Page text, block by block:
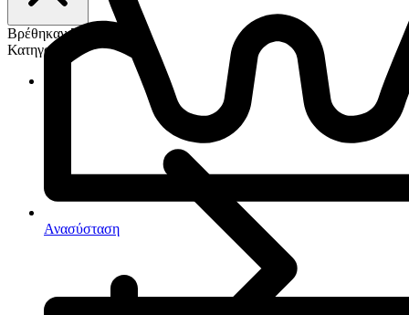
Ανασύσταση
Βρέθηκαν 7 προϊόντα
Κατηγορία